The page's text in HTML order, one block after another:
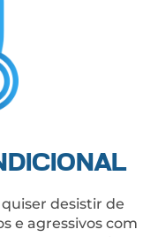
desistir de
e agressivos com